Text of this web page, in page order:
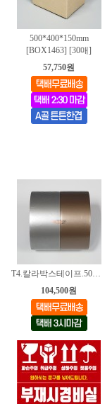
500*400*150mm
[BOX1463] [30매]
57,750원
T4.칼라박스테이프.50mm*40M [금색/은색]
104,500원